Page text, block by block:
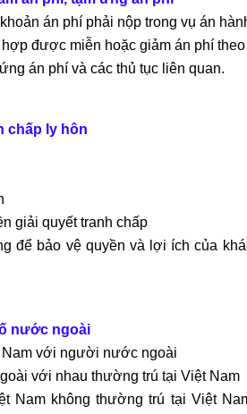
án phí phải nộp trong vụ án
được miễn hoặc giảm án phí
án phí và các thủ tục liên quan.
chấp ly hôn
giải quyết tranh chấp
để bảo vệ quyền và lợi ích của
nước ngoài
Nam với người nước ngoài
với nhau thường trú tại Việt Nam
Nam không thường trú tại Việt